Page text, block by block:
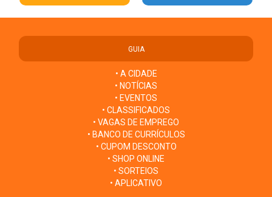
GUIA
• A CIDADE
• NOTÍCIAS
• EVENTOS
• CLASSIFICADOS
• VAGAS DE EMPREGO
• BANCO DE CURRÍCULOS
• CUPOM DESCONTO
• SHOP ONLINE
• SORTEIOS
• APLICATIVO